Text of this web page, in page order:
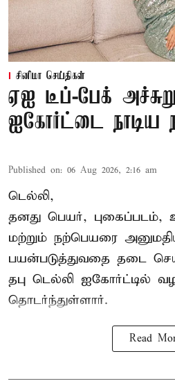
சினிமா செய்திகள்
ஏஐ டீப்-பேக்
ஐகோர்ட்டை நாடிய
Published on: 06 Aug 2026, 2:16 am
டெல்லி,
தனது பெயர், புகைப்படம்,
மற்றும் நற்பெயரை
பயன்படுத்துவதை தடை
தபு டெல்லி ஐகோர்ட்டில்
தொடர்ந்துள்ளார்.
Read